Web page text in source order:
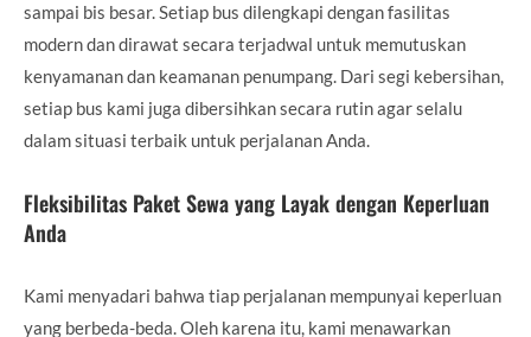
sampai bis besar. Setiap bus dilengkapi dengan fasilitas
modern dan dirawat secara terjadwal untuk memutuskan
kenyamanan dan keamanan penumpang. Dari segi kebersihan,
setiap bus kami juga dibersihkan secara rutin agar selalu
dalam situasi terbaik untuk perjalanan Anda.
Fleksibilitas Paket Sewa yang Layak dengan Keperluan
Anda
Kami menyadari bahwa tiap perjalanan mempunyai keperluan
yang berbeda-beda. Oleh karena itu, kami menawarkan